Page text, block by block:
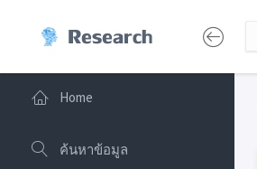
Home
ค้นหาข้อมูล